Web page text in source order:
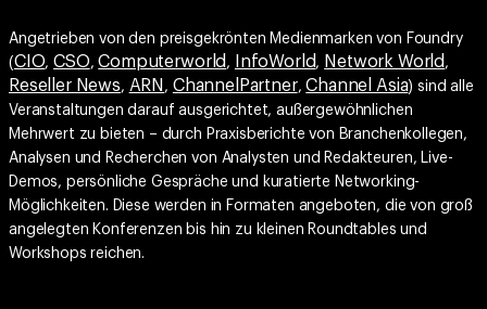
Angetrieben von den preisgekrönten Medienmarken von Foundry
(CIO,CSO,Computerworld , InfoWorld, Network World ,
Reseller News, ARN , ChannelPartner,Channel Asia) sind alle
Veranstaltungen darauf ausgerichtet, außergewöhnlichen
Mehrwert zu bieten – durch Praxisberichte von Branchenkollegen,
Analysen und Recherchen von Analysten und Redakteuren, Live-
Demos, persönliche Gespräche und kuratierte Networking-
Möglichkeiten. Diese werden in Formaten angeboten, die von groß
angelegten Konferenzen bis hin zu kleinen Roundtables und
Workshops reichen.